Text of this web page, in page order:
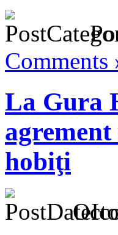
Comments
La Gura
hobiţi